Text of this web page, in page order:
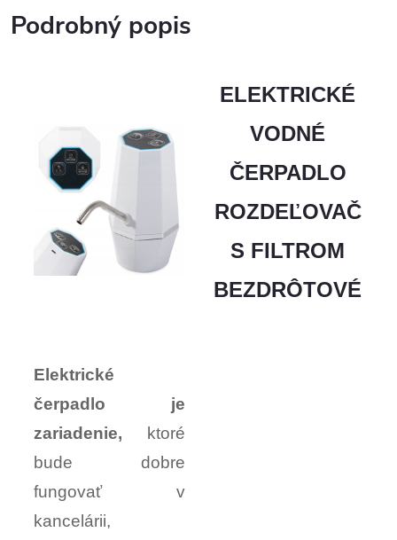
Podrobný popis
ELEKTRICKÉ
VODNÉ
ČERPADLO
ROZDEĽOVAČ
S FILTROM
BEZDRÔTOVÉ
Elektrické
čerpadlo je
zariadenie, ktoré
bude dobre
fungovať v
kancelárii,